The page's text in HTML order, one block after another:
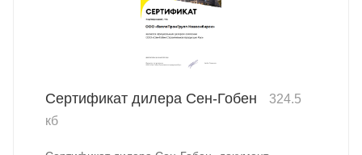
Сертификат дилера Сен-Гобен
324.5
кб